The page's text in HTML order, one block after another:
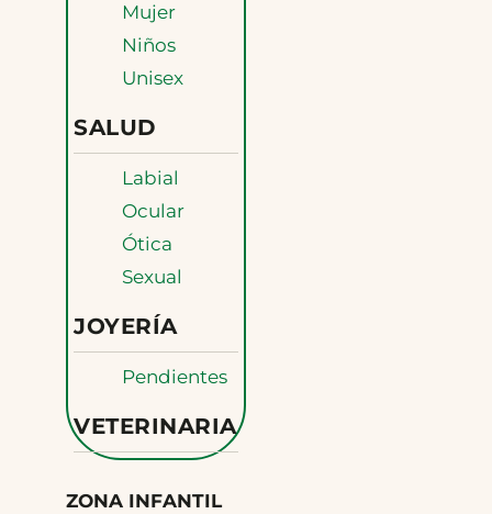
Mujer
Niños
Unisex
SALUD
Labial
Ocular
Ótica
Sexual
JOYERÍA
Pendientes
VETERINARIA
ZONA INFANTIL